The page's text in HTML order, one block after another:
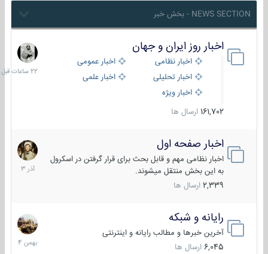
NEWS SECTION - بخش خبر
اخبار روز ایران و جهان
اخبار نظامی
اخبار عمومی
اخبار تحلیلی
اخبار علمی
اخبار ویژه
161,702 ارسال ها
22
ساعات
قبل
اخبار صفحه اول
اخبار نظامی مهم و قابل بحث برای قرار گرفتن در اسکرول
به این بخش منتقل میشوند.
2,339 ارسال ها
7
آذر
1403
رایانه و شبکه
آخرین خبرها و مطالب رایانه و اینترنتی
6,045 ارسال ها
30
بهمن
1404